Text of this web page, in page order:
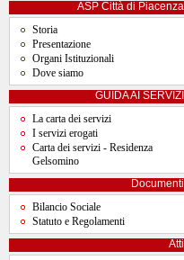
ASP Città di Piacenza
Storia
Presentazione
Organi Istituzionali
Dove siamo
GUIDA AI SERVIZI
La carta dei servizi
I servizi erogati
Carta dei servizi - Residenza
Gelsomino
Documenti
Bilancio Sociale
Statuto e Regolamenti
Atti